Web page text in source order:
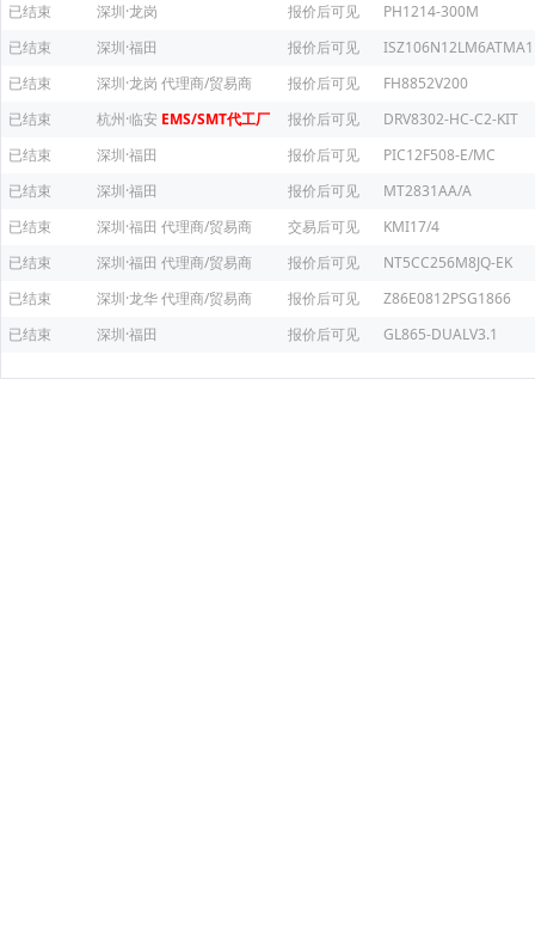
已结束
深圳·龙岗 报价后可见
PH1214-300M
已结束
深圳·福田 报价后可见
ISZ106N12LM6ATMA1
已结束
深圳·龙岗 代理商/贸易商 报价后可见
FH8852V200
已结束
杭州·临安 EMS/SMT代工厂 报价后可见
DRV8302-HC-C2-KIT
已结束
深圳·福田 报价后可见
PIC12F508-E/MC
已结束
深圳·福田 报价后可见
MT2831AA/A
已结束
深圳·福田 代理商/贸易商 交易后可见
KMI17/4
已结束
深圳·福田 代理商/贸易商 报价后可见
NT5CC256M8JQ-EK
已结束
深圳·龙华代理商/贸易商 报价后可见
Z86E0812PSG1866
已结束
深圳·福田 报价后可见 GL865-DUALV3.1